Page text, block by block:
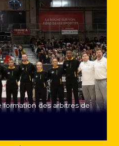
formation des arbitres de